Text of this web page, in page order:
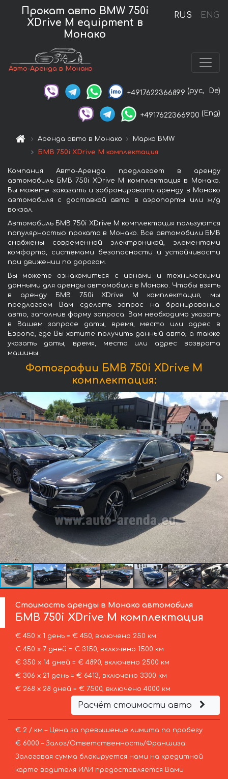
RUS ENG
Прокат авто BMW 750i
XDrive M equipment в
Монако
Авто-Аренда в Монако
+4917622366899 (рус, De)
+4917622366900 (Eng)
Аренда авто в Монако
Марка BMW
БМВ 750i XDrive M комплектация
Компания Авто-Аренда предлагает в аренду
автомобиль БМВ 750i XDrive M комплектация в Монако.
Вы можете заказать и забронировать аренду в Монако
автомобиля с доставкой авто в аэропорты или ж/д
вокзал.
Автомобиль БМВ 750i XDrive M комплектация пользуются
популярностью проката в Монако. Все автомобили БМВ
снабжены современной электроникой, элементами
комфорта, системами безопасности и устойчивости
при движении по дорогам.
Вы можете ознакомиться с ценами и техническими
данными для аренды автомобиля в Монако. Чтобы взять
в аренду БМВ 750i XDrive M комплектация, мы
предлагаем Вам сделать запрос на бронирование
авто, заполнив форму запроса. Вам необходимо указать
в Вашем запросе даты, время, место или адрес в
Европе, где Вы хотите получить данный авто, а также
указать даты, время, место или адрес возврата
машины.
Фотографии БМВ 750i XDrive M
комплектация:
Стоимость аренды в Монако автомобиля
БМВ 750i XDrive M комплектация
€ 450 х 1 день = € 450, включено 250 км
€ 450 х 7 дней = € 3150, включено 1500 км
€ 350 х 14 дней = € 4890, включено 2500 км
€ 306 х 21 день = € 6413, включено 3300 км
€ 268 х 28 дней = € 7500, включено 4000 км
Расчёт стоимости авто
€ 2 / км – Цена за превышение лимита по пробегу
€ 6000 – Залог/Ответственность/Франшиза.
Залоговая сумма блокируется нами на кредитной
карте водителя ИЛИ предоставляется Вами